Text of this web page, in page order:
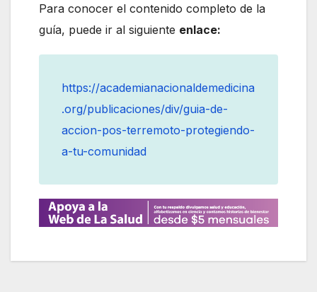
Para conocer el contenido completo de la
guía, puede ir al siguiente enlace:
https://academianacionaldemedicina
.org/publicaciones/div/guia-de-
accion-pos-terremoto-protegiendo-
a-tu-comunidad